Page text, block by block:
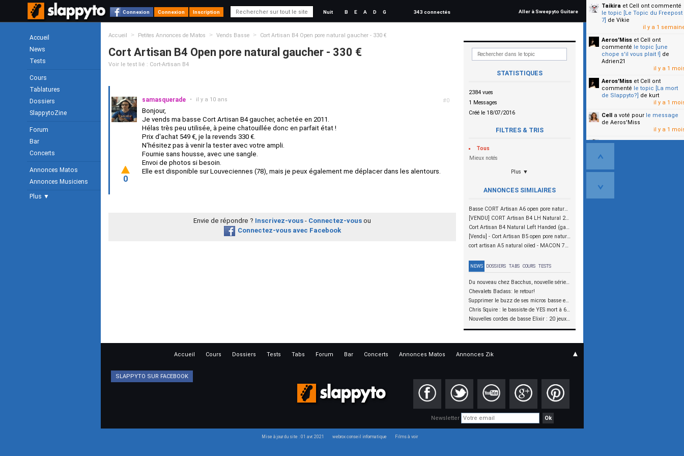
Connexion Connexion Inscription Nuit B E A D G 343 connectés Aller à Sweepyto Guitare
Accueil
News
Tests
Cours
Tablatures
Dossiers
SlappytoZine
Forum
Bar
Concerts
Annonces Matos
Annonces Musiciens
Plus ▼
Accueil > Petites Annonces de Matos > Vends Basse > Cort Artisan B4 Open pore natural gaucher - 330 €
Cort Artisan B4 Open pore natural gaucher - 330 €
Voir le test lié : Cort-Artisan B4
STATISTIQUES
2384 vues
1 Messages
Créé le 18/07/2016
FILTRES & TRIS
Tous
Mieux notés
Plus ▼
ANNONCES SIMILAIRES
Basse CORT Artisan A6 open pore natural peu servie
[VENDU] CORT Artisan B4 LH Natural 250€
Cort Artisan B4 Natural Left Handed (gaucher)
[Vendu] - Cort Artisan B5 open pore natural - 250€
cort artisan A5 natural oiled - MACON 71000
NEWS DOSSIERS TABS COURS TESTS
Du nouveau chez Bacchus, nouvelle série SCD
Chevalets Badass: le retour!
Supprimer le buzz de ses micros basse en reliant les aimants à la masse
Chris Squire : le bassiste de YES mort à 67 ans
Nouvelles cordes de basse Elixir : 20 jeux à tester !
#0
samasquerade • il y a 10 ans
Bonjour,
Je vends ma basse Cort Artisan B4 gaucher, achetée en 2011.
Hélas très peu utilisée, à peine chatouillée donc en parfait état !
Prix d'achat 549 €, je la revends 330 €.
N'hésitez pas à venir la tester avec votre ampli.
Fournie sans housse, avec une sangle.
Envoi de photos si besoin.
Elle est disponible sur Louveciennes (78), mais je peux également me déplacer dans les alentours.
0
Envie de répondre ? Inscrivez-vous - Connectez-vous ou
Connectez-vous avec Facebook
Taikira et Cell ont commenté
le topic [Le Topic du Freepost
7] de Vikie
il y a 1
Aeros'Miss et Cell ont
commenté le topic [une
chope s'il vous plait !] de
Adrien21
il y a 1
Aeros'Miss et Cell ont
commenté le topic [La mort
de Slappyto?] de kurt
il y a 1
Cell a voté pour le message
de Aeros'Miss
il y a 1
Cella voté pourle message
Accueil Cours Dossiers Tests Tabs Forum Bar Concerts Annonces Matos Annonces Zik ▲
SLAPPYTO SUR FACEBOOK
Newsletter
Mise à jour du site : 01 avr. 2021 webrox conseil informatique Films à voir